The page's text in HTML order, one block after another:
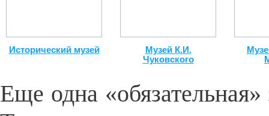
Исторический музей
Музей К.И.
Чуковского
Еще одна